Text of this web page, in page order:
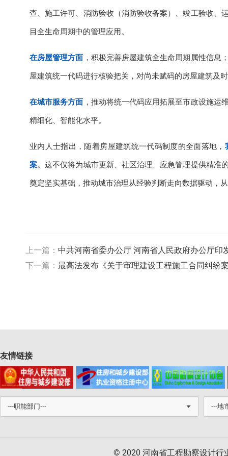
查、施工许可、消防验收（消防验收备案）、竣工验收、
目全生命周期中的管理应用。
在房屋管理方面 ，积极完善房屋建筑全生命周期属性信
屋建筑统一代码进行核验把关，对尚未赋码的房屋建筑及
在城市服务方面 ，推动将统一代码应用拓展至市政设施
精细化、智能化水平。
业内人士指出，随着房屋建筑统一代码制度的全面落地，
案。这不仅将为城市更新、社区治理、应急管理提供精准
奠定坚实基础，推动城市治理从经验判断走向数据驱动，
上一篇： 中共河南省委办公厅 河南省人民政府办公厅
下一篇： 最高法发布《关于审理建设工程施工合同纠纷
友情链接
© 2020 河南省工程勘察设计行